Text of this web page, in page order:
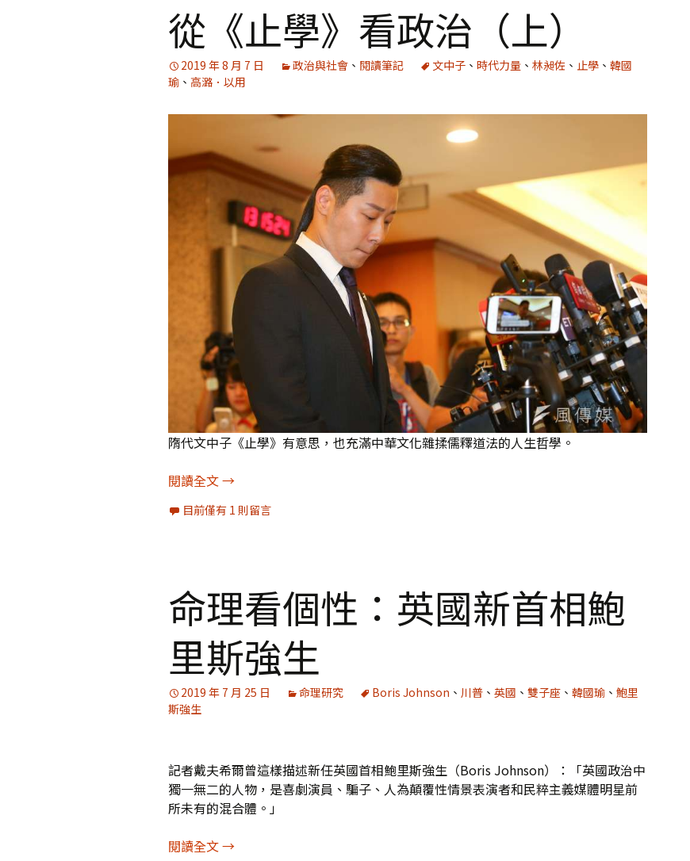
從《止學》看政治（上）
2019 年 8 月 7 日 政治與社會 、 閱讀筆記 文中子 、 時代力量 、 林昶佐 、 止學 、 韓國
瑜 、 高潞．以用
隋代文中子《止學》有意思，也充滿中華文化雜揉儒釋道法的人生哲學。
閱讀全文從《止學》看政治（上）
→
目前僅有 1 則留言
命理看個性：英國新首相鮑
里斯強生
2019 年 7 月 25 日 命理研究 Boris Johnson 、 川普 、 英國 、 雙子座 、 韓國瑜 、 鮑里
斯強生
記者戴夫希爾曾這樣描述新任英國首相鮑里斯強生（Boris Johnson）：「英國政治中
獨一無二的人物，是喜劇演員、騙子、人為顛覆性情景表演者和民粹主義媒體明星前
所未有的混合體。」
閱讀全文命理看個性：英國新首相鮑里斯強生
→